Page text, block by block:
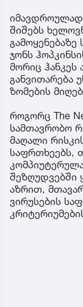
შიშებს
ჯონს
მორიც
განვითარება
ზომების
როგორც The
სამთავრობო
მაღალი
საფრთხეებს,
შეზღუდვებში
აზრით,
ვირუსების